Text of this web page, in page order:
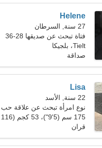
Helene
27 سنة, السرطان
فتاة تبحث عن صديقها 28-36
Tielt، بلجيكا
صداقة
Lisa
22 سنة, الأسد
نوع امرأة تبحث عن علاقة حب
175 سم (5'9")، 53 كجم (116 رطلا)
قران